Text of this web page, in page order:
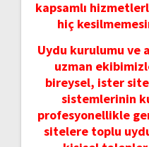
kapsamlı
hiç
Uydu kurulumu ve
uzman
bireysel, ister
sistemlerinin
profesyonellikle
sitelere toplu